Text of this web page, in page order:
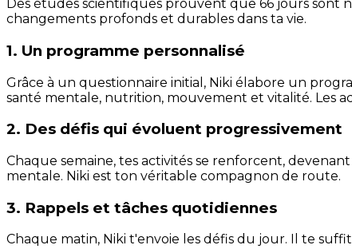
Des études scientifiques prouvent que 66 jours sont
changements profonds et durables dans ta vie.
1. Un programme personnalisé
Grâce à un questionnaire initial, Niki élabore un
santé mentale, nutrition, mouvement et vitalité. Les
2. Des défis qui évoluent progressivement
Chaque semaine, tes activités se renforcent,
mentale. Niki est ton véritable compagnon de route.
3. Rappels et tâches quotidiennes
Chaque matin, Niki t'envoie les défis du jour. Il te